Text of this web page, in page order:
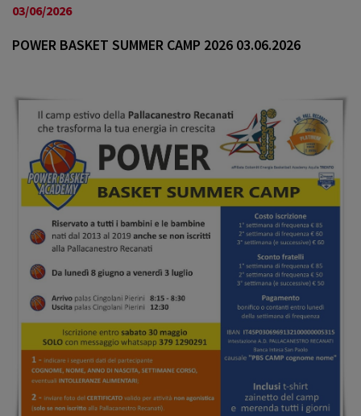
v
i
t
i
n
03/06/2026
POWER BASKET SUMMER CAMP 2026 03.06.2026